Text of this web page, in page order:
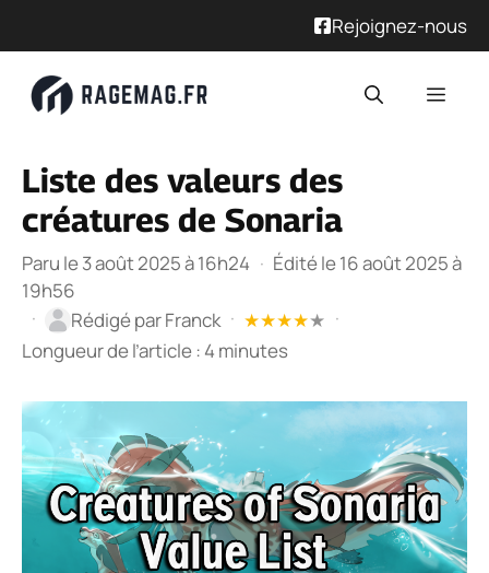
Rejoignez-nous
Liste des valeurs des
créatures de Sonaria
Paru le 3 août 2025 à 16h24 · Édité le 16 août 2025 à
19h56
·
Rédigé parFranck · ★★★★★ ·
Longueur de l’article : 4 minutes